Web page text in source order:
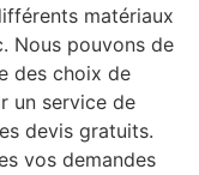
matériaux
Nous pouvons de
des choix de
un service de
devis gratuits.
vos demandes